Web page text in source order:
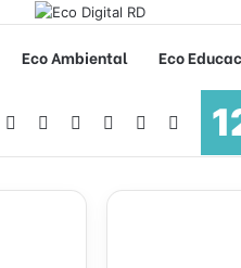
Eco Ambiental Eco
Facebook YouTubeInstagram
Acceso